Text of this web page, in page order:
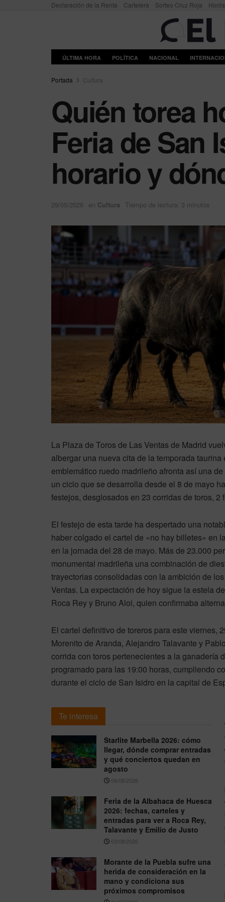
Declaración de la Renta Cartelera Sorteo Cruz Roja
ÚLTIMA HORA POLÍTICA NACIONAL
Portada Cultura
Quién torea
Feria de San
horario y
29/05/2026 en Cultura Tiempo de lectura: 3 minutos
La Plaza de Toros de Las Ventas de Madrid
albergar una nueva cita de la temporada
emblemático ruedo madrileño afronta así una
un ciclo que se desarrolla desde el 8 de mayo
festejos, desglosados en 23 corridas de toros,
El festejo de esta tarde ha despertado una
haber colgado el cartel de «no hay billetes» en
en la jornada del 28 de mayo. Más de 23.000
monumental madrileña una combinación de
trayectorias consolidadas con la ambición de
Ventas. La expectación de hoy sigue la estela
Roca Rey y Bruno Aloi, quien confirmaba
El cartel definitivo de toreros para este viernes,
Morenito de Aranda, Alejandro Talavante y
corrida con toros pertenecientes a la ganadería
programado para las 19:00 horas, cumpliendo
durante el ciclo de San Isidro en la capital de
Te interesa
Starlite Marbella 2026: cómo
llegar, dónde comprar entradas
y qué conciertos quedan en
agosto
06/08/2026
Feria de la Albahaca de Huesca
2026: fechas, carteles y
entradas para ver a Roca Rey,
Talavante y Emilio de Justo
03/08/2026
Morante de la Puebla sufre una
herida de consideración en la
mano y condiciona sus
próximos compromisos